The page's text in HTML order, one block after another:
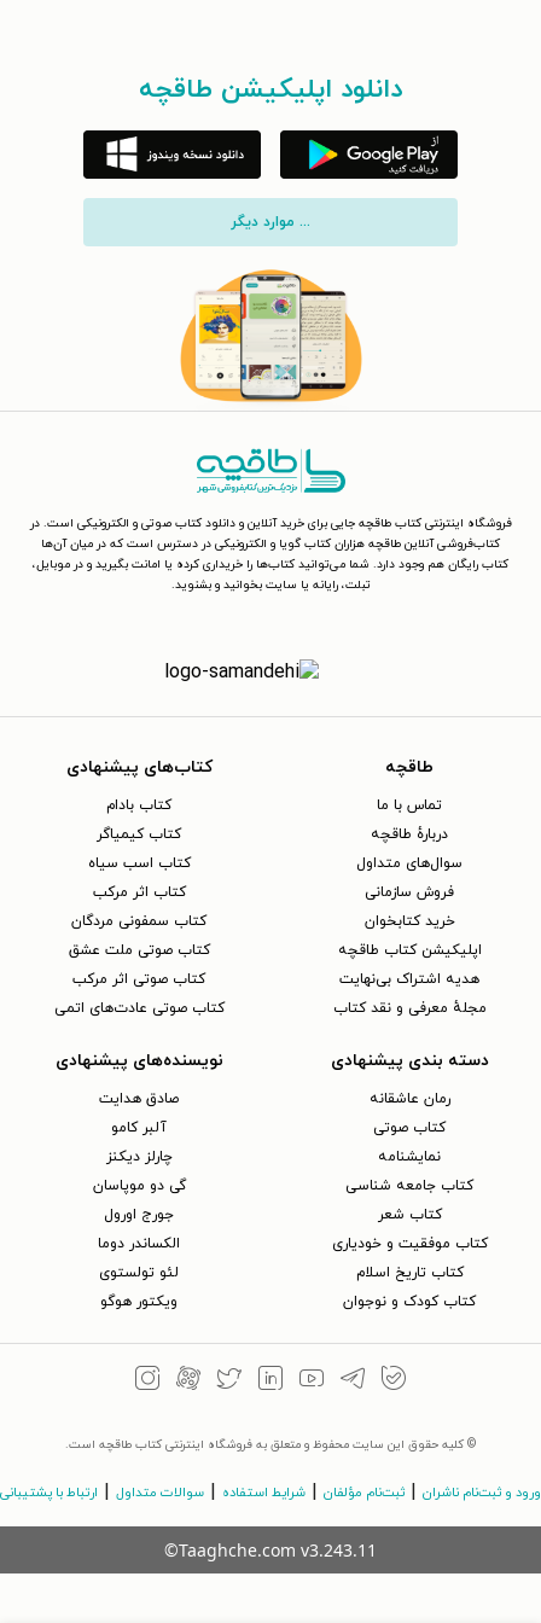
دانلود اپلیکیشن طاقچه
... موارد دیگر
فروشگاه اینترنتی کتاب طاقچه جایی برای خرید آنلاین و دانلود کتاب صوتی و الکترونیکی است. در
کتاب‌فروشی آنلاین طاقچه هزاران کتاب گویا و الکترونیکی در دسترس است که در میان آن‌ها
کتاب رایگان هم وجود دارد. شما می‌توانید کتاب‌ها را خریداری کرده یا امانت بگیرید و در موبایل،
تبلت، رایانه یا سایت بخوانید و بشنوید.
طاقچه
تماس با ما
دربارهٔ طاقچه
سوال‌های متداول
فروش سازمانی
خرید کتابخوان
اپلیکیشن کتاب طاقچه
هدیه اشتراک بی‌نهایت
مجلهٔ معرفی و نقد کتاب
کتاب‌های پیشنهادی
کتاب بادام
کتاب کیمیاگر
کتاب اسب سیاه
کتاب اثر مرکب
کتاب سمفونی مردگان
کتاب صوتی ملت عشق
کتاب صوتی اثر مرکب
کتاب صوتی عادت‌های اتمی
دسته بندی پیشنهادی
رمان عاشقانه
کتاب‌ صوتی
نمایشنامه
کتاب جامعه شناسی
کتاب شعر
کتاب موفقیت و خودیاری
کتاب تاریخ اسلام
کتاب کودک و نوجوان
نویسنده‌های پیشنهادی
صادق هدایت
آلبر کامو
چارلز دیکنز
گی دو موپاسان
جورج اورول
الکساندر دوما
لئو تولستوی
ویکتور هوگو
© کلیه حقوق این سایت محفوظ و متعلق به فروشگاه اینترنتی کتاب طاقچه است.
ورود و ثبت‌نام ناشران ثبت‌نام مؤلفان شرایط استفاده سوالات متداول ارتباط با پشتیبانی
©Taaghche.com v3.243.11